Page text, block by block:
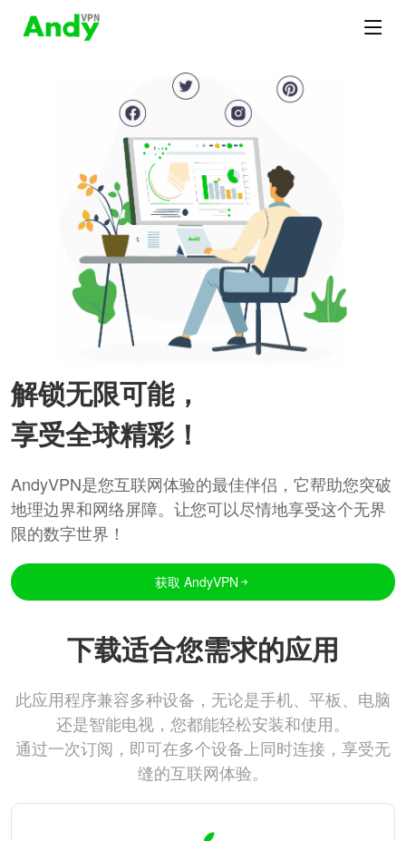
解锁无限可能，
享受全球精彩！
AndyVPN是您互联网体验的最佳伴侣，它帮助您突破
地理边界和网络屏障。让您可以尽情地享受这个无界
限的数字世界！
获取 AndyVPN
下载适合您需求的应用
此应用程序兼容多种设备，无论是手机、平板、电脑
还是智能电视，您都能轻松安装和使用。
通过一次订阅，即可在多个设备上同时连接，享受无
缝的互联网体验。